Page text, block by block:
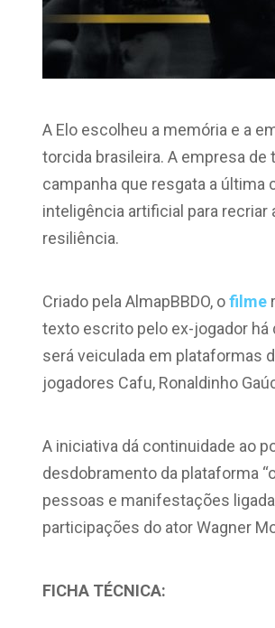
A Elo escolheu a memória e a
torcida brasileira. A empresa
campanha que resgata a última
inteligência artificial para recriar
resiliência.
Criado pela AlmapBBDO, ofilme
texto escrito pelo ex-jogador há
será veiculada em plataformas
jogadores Cafu, Ronaldinho
A iniciativa dá continuidade ao
desdobramento da plataforma
pessoas e manifestações
participações do ator Wagner
FICHA TÉCNICA: